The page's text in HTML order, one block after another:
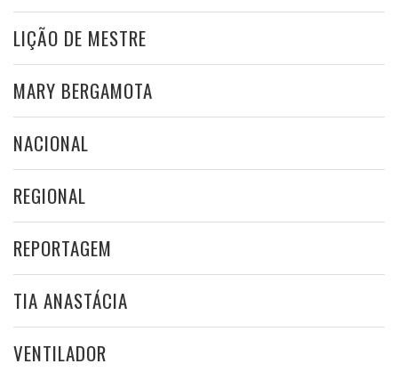
LIÇÃO DE MESTRE
MARY BERGAMOTA
NACIONAL
REGIONAL
REPORTAGEM
TIA ANASTÁCIA
VENTILADOR